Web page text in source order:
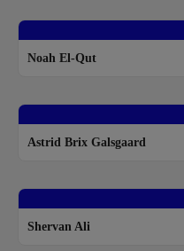
Noah El-Qut
Astrid Brix Galsgaard
Shervan Ali